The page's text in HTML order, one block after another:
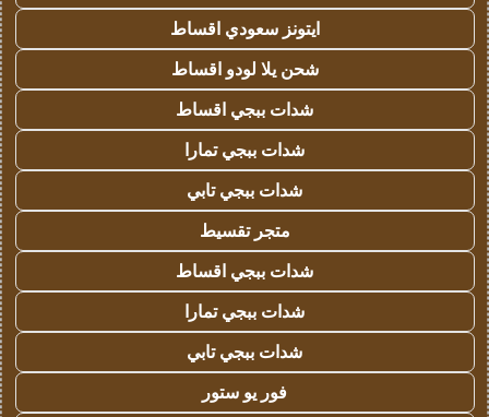
ايتونز سعودي اقساط
شحن يلا لودو اقساط
شدات ببجي اقساط
شدات ببجي تمارا
شدات ببجي تابي
متجر تقسيط
شدات ببجي اقساط
شدات ببجي تمارا
شدات ببجي تابي
فور يو ستور